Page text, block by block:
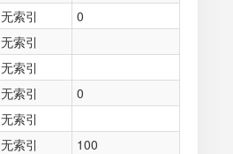
无索引
0
无索引
无索引
无索引
0
无索引
无索引
100